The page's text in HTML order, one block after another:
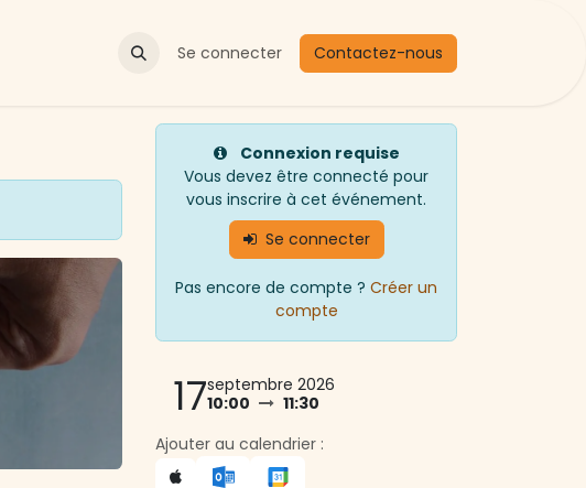
Actualités Se connecter Contactez-nous
Connexion requise
Vous devez être connecté pour
vous inscrire à cet événement.
Se connecter
Pas encore de compte ? Créer un
compte
17septembre 2026
10:00
11:30
Ajouter au calendrier :